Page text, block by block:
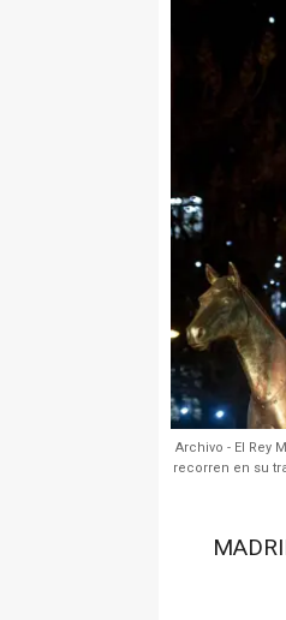
Archivo - El Rey
recorren en su